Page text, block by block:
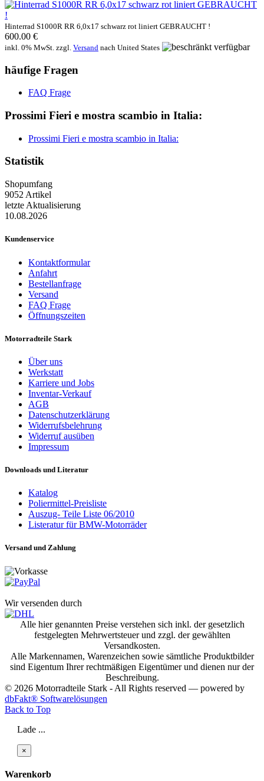
Hinterrad S1000R RR 6,0x17 schwarz rot liniert GEBRAUCHT !
600.00 €
inkl. 0% MwSt. zzgl. Versand nach United States
häufige Fragen
FAQ Frage
Prossimi Fieri e mostra scambio in Italia:
Prossimi Fieri e mostra scambio in Italia:
Statistik
Shopumfang
9052 Artikel
letzte Aktualisierung
10.08.2026
Kundenservice
Kontaktformular
Anfahrt
Bestellanfrage
Versand
FAQ Frage
Öffnungszeiten
Motorradteile Stark
Über uns
Werkstatt
Karriere und Jobs
Inventar-Verkauf
AGB
Datenschutzerklärung
Widerrufsbelehrung
Widerruf ausüben
Impressum
Downloads und Literatur
Katalog
Poliermittel-Preisliste
Auszug- Teile Liste 06/2010
Listeratur für BMW-Motorräder
Versand und Zahlung
Wir versenden durch
Alle hier genannten Preise verstehen sich inkl. der gesetzlich
festgelegten Mehrwertsteuer und zzgl. der gewählten
Versandkosten.
Alle Markennamen, Warenzeichen sowie sämtliche Produktbilder
sind Eigentum Ihrer rechtmäßigen Eigentümer und dienen nur der
Beschreibung.
© 2026 Motorradteile Stark - All Rights reserved — powered by
dbFakt® Softwarelösungen
Back to Top
Lade ...
×
Warenkorb